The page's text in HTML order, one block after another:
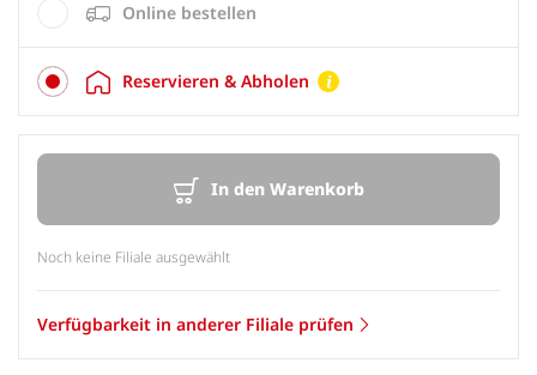
Online bestellen
Reservieren & Abholen
In den Warenkorb
Noch keine Filiale ausgewählt
Verfügbarkeit in anderer Filiale prüfen